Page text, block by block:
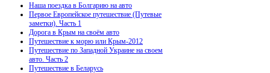
Наша поездка в Болгарию на авто
Первое Европейское путешествие (Путевые
заметки). Часть 1
Дорога в Крым на своём авто
Путешествие к морю или Крым-2012
Путешествие по Западной Украине на своем
авто. Часть 2
Путешествие в Беларусь